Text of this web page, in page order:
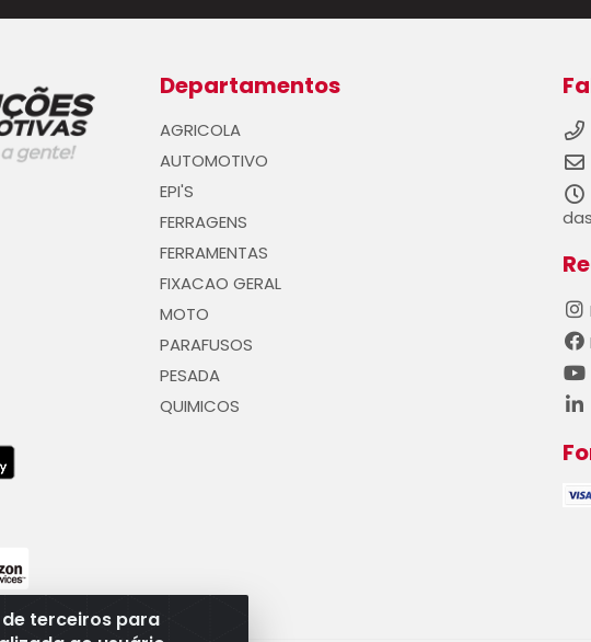
terceiros para
Departamentos
AGRICOLA
AUTOMOTIVO
EPI'S
FERRAGENS
FERRAMENTAS
FIXACAO GERAL
MOTO
PARAFUSOS
PESADA
QUIMICOS